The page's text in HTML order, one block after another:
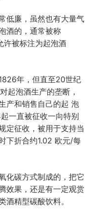
低廉，虽然也有大量气
酒的，通常被称
许被标注为起泡酒
年，但直至20世纪
起泡酒生产的垄断，
产和销售自己的起 泡
一直被征收一向特别
定征收，被用于支持当
下折合约1.02 欧元/每
化碳方式制成的，把它
效果，还是有一定观赏
酒精型碳酸饮料。